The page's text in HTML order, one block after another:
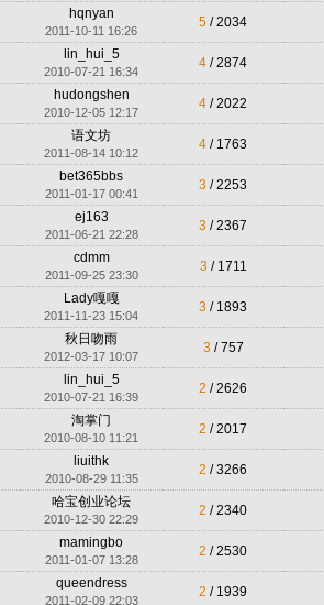
hqnyan
2011-10-11 16:26
5 / 2034
lin_hui_5
2010-07-21 16:34
4 / 2874
hudongshen
2010-12-05 12:17
4 / 2022
语文坊
2011-08-14 10:12
4 / 1763
bet365bbs
2011-01-17 00:41
3 / 2253
ej163
2011-06-21 22:28
3 / 2367
cdmm
2011-09-25 23:30
3 / 1711
Lady嘎嘎
2011-11-23 15:04
3 / 1893
秋日吻雨
2012-03-17 10:07
3 / 757
lin_hui_5
2010-07-21 16:39
2 / 2626
淘掌门
2010-08-10 11:21
2 / 2017
liuithk
2010-08-29 11:35
2 / 3266
哈宝创业论坛
2010-12-30 22:29
2 / 2340
mamingbo
2011-01-07 13:28
2 / 2530
queendress
2011-02-09 22:03
2 / 1939